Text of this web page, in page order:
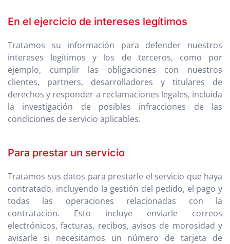
En el ejercicio de intereses legítimos
Tratamos su información para defender nuestros
intereses legítimos y los de terceros, como por
ejemplo, cumplir las obligaciones con nuestros
clientes, partners, desarrolladores y titulares de
derechos y responder a reclamaciones legales, incluida
la investigación de posibles infracciones de las
condiciones de servicio aplicables.
Para prestar un servicio
Tratamos sus datos para prestarle el servicio que haya
contratado, incluyendo la gestión del pedido, el pago y
todas las operaciones relacionadas con la
contratación. Esto incluye enviarle correos
electrónicos, facturas, recibos, avisos de morosidad y
avisarle si necesitamos un número de tarjeta de